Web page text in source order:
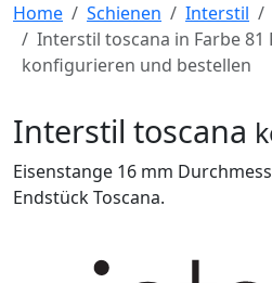
Home Schienen Interstil
Interstil toscana in Farbe 81
konfigurieren und bestellen
Interstil toscana
Eisenstange 16 mm
Endstück Toscana.